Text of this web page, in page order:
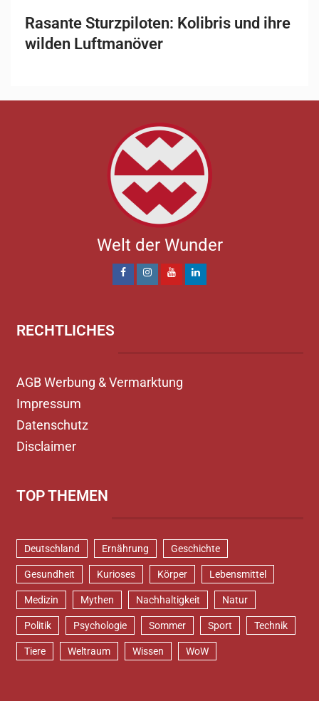
Rasante Sturzpiloten: Kolibris und ihre
wilden Luftmanöver
Welt der Wunder
RECHTLICHES
AGB Werbung & Vermarktung
Impressum
Datenschutz
Disclaimer
TOP THEMEN
Deutschland Ernährung Geschichte
Gesundheit Kurioses Körper Lebensmittel
Medizin Mythen Nachhaltigkeit Natur
Politik Psychologie Sommer Sport Technik
Tiere Weltraum Wissen WoW